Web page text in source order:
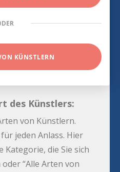
KÜNSTLERN
des Künstlers:
von Künstlern.
jeden Anlass. Hier
Kategorie, die Sie sich
“Alle Arten von